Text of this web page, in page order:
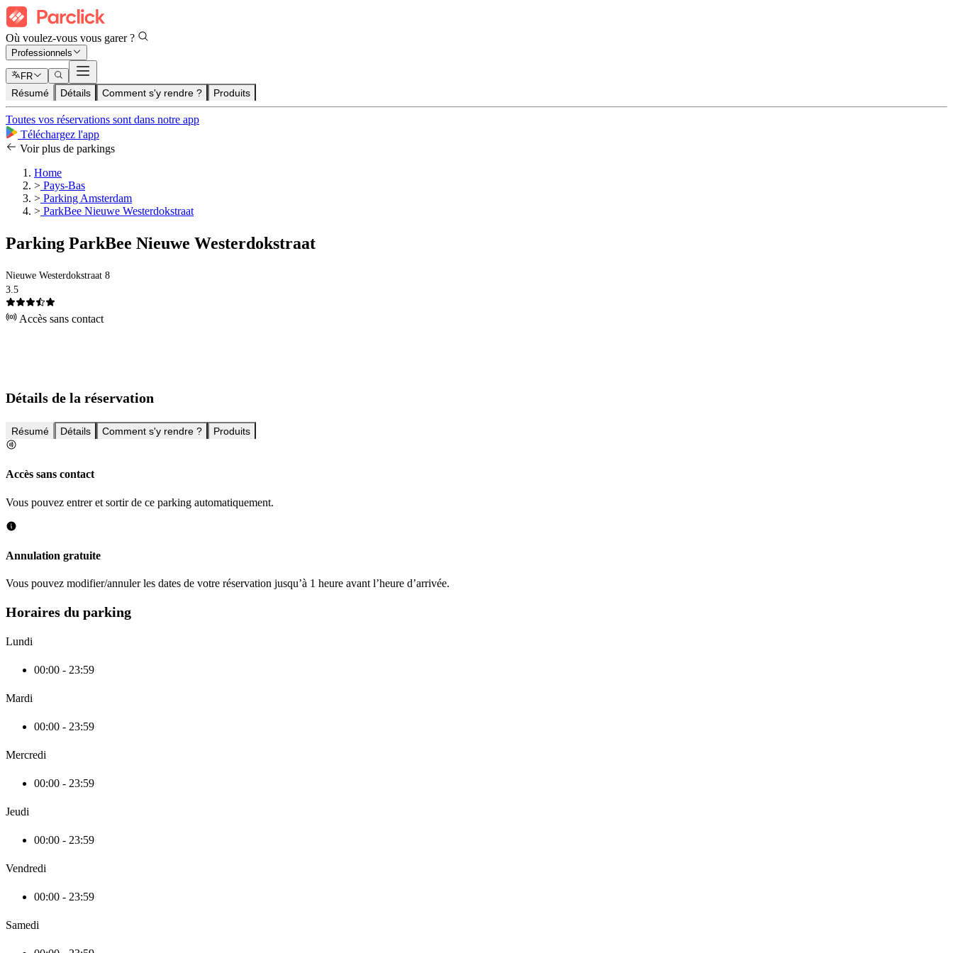
Où voulez-vous vous garer ?
Professionnels
FR
Résumé Détails Comment s'y rendre ? Produits
Toutes vos réservations sont dans notre app
Téléchargez l'app
Voir plus de parkings
Home
> Pays-Bas
> Parking Amsterdam
> ParkBee Nieuwe Westerdokstraat
Parking ParkBee Nieuwe Westerdokstraat
Nieuwe Westerdokstraat 8
3.5
Accès sans contact
Détails de la réservation
Résumé Détails Comment s'y rendre ? Produits
Accès sans contact
Vous pouvez entrer et sortir de ce parking automatiquement.
Annulation gratuite
Vous pouvez modifier/annuler les dates de votre réservation jusqu’à 1 heure avant l’heure d’arrivée.
Horaires du parking
Lundi
00:00 - 23:59
Mardi
00:00 - 23:59
Mercredi
00:00 - 23:59
Jeudi
00:00 - 23:59
Vendredi
00:00 - 23:59
Samedi